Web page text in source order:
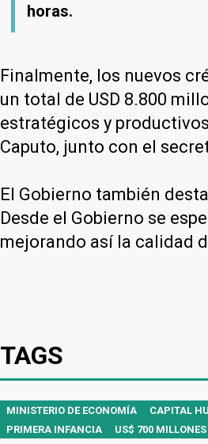
horas.
Finalmente, los nuevos
un total de USD 8.800
estratégicos y
Caputo, junto con el
El Gobierno también
Desde el Gobierno se
mejorando así la calidad
TAGS
MINISTERIO DE ECONOMÍA CAPITAL
PRIMERA INFANCIA
US$ 700 MILLONES